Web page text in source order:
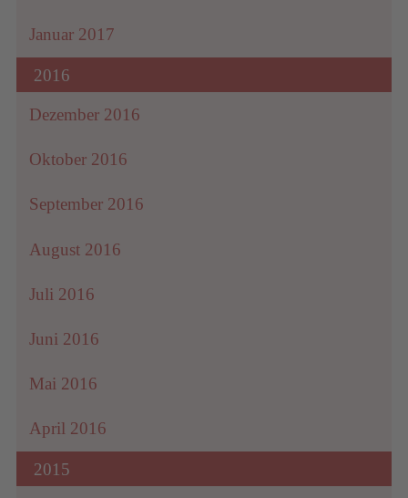
Januar 2017
2016
Dezember 2016
Oktober 2016
September 2016
August 2016
Juli 2016
Juni 2016
Mai 2016
April 2016
2015